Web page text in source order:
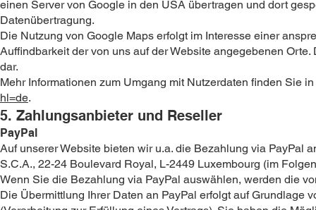
einen Server von Google in den USA übertragen und dort
Datenübertragung.
Die Nutzung von Google Maps erfolgt im Interesse einer
Auffindbarkeit der von uns auf der Website angegebenen
dar.
Mehr Informationen zum Umgang mit Nutzerdaten finden Sie
hl=de.
5. Zahlungsanbieter und Reseller
PayPal
Auf unserer Website bieten wir u.a. die Bezahlung via PayPal
S.C.A., 22-24 Boulevard Royal, L-2449 Luxembourg (im
Wenn Sie die Bezahlung via PayPal auswählen, werden die
Die Übermittlung Ihrer Daten an PayPal erfolgt auf Grundlage